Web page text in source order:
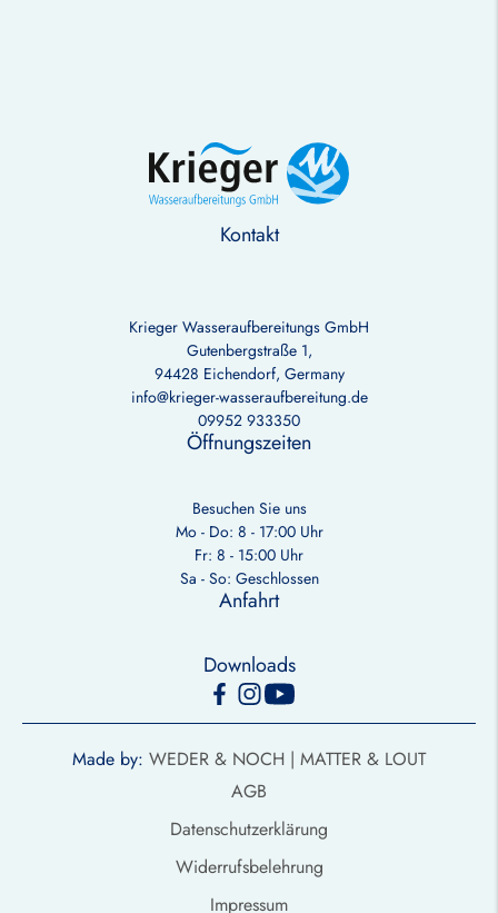
Kontakt
Krieger Wasseraufbereitungs GmbH
Gutenbergstraße 1,
94428 Eichendorf, Germany
info@krieger-wasseraufbereitung.de
09952 933350
Öffnungszeiten
Besuchen Sie uns
Mo - Do: 8 - 17:00 Uhr
Fr: 8 - 15:00 Uhr
Sa - So: Geschlossen
Anfahrt
Downloads
Made by: WEDER & NOCH | MATTER & LOUT
AGB
Datenschutzerklärung
Widerrufsbelehrung
Impressum